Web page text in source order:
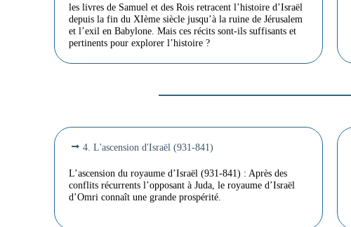
les livres de Samuel et des Rois retracent l’histoire d’Israël
depuis la fin du XIème siècle jusqu’à la ruine de Jérusalem
et l’exil en Babylone. Mais ces récits sont-ils suffisants et
pertinents pour explorer l’histoire ?
4. L'ascension d'Israël (931-841)
L’ascension du royaume d’Israël (931-841) : Après des
conflits récurrents l’opposant à Juda, le royaume d’Israël
d’Omri connaît une grande prospérité.